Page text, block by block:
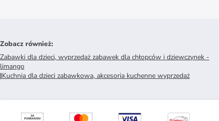
Zobacz również:
Zabawki dla dzieci, wyprzedaż zabawek dla chłopców i dziewczynek -
limango
|Kuchnia dla dzieci zabawkowa, akcesoria kuchenne wyprzedaż